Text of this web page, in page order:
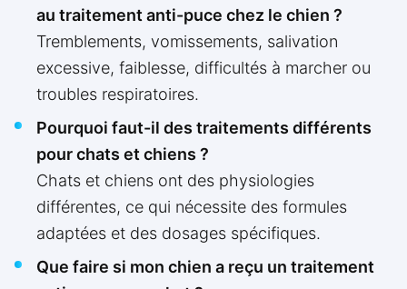
au traitement anti-puce chez le chien ?
Tremblements, vomissements, salivation
excessive, faiblesse, difficultés à marcher ou
troubles respiratoires.
Pourquoi faut-il des traitements différents
pour chats et chiens ?
Chats et chiens ont des physiologies
différentes, ce qui nécessite des formules
adaptées et des dosages spécifiques.
Que faire si mon chien a reçu un traitement